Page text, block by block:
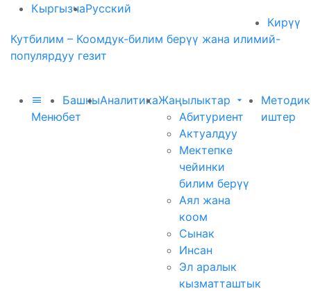
КыргызчаРусский
Кирүү
Кутбилим – Коомдук-билим берүү жана илимий-
популярдуу гезит
Меню
Башкы
бет
АналитикаЖаңылыктар
Абитуриент
Актуалдуу
Мектепке
чейинки
билим берүү
Аял жана
коом
Сынак
Инсан
Эл аралык
кызматташтык
иштер